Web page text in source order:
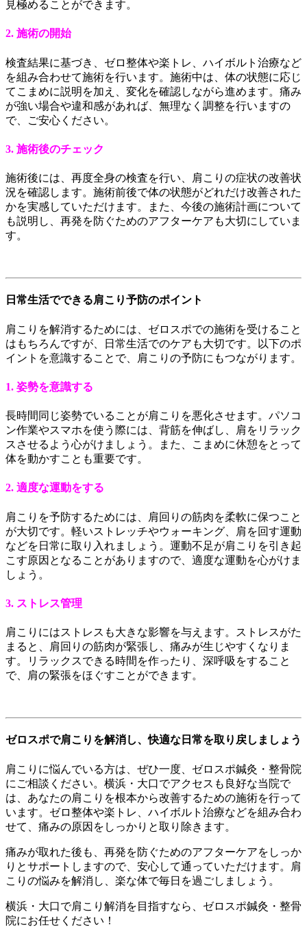
見極めることができます。
2. 施術の開始
検査結果に基づき、ゼロ整体や楽トレ、ハイボルト治療など
を組み合わせて施術を行います。施術中は、体の状態に応じ
てこまめに説明を加え、変化を確認しながら進めます。痛み
が強い場合や違和感があれば、無理なく調整を行いますの
で、ご安心ください。
3. 施術後のチェック
施術後には、再度全身の検査を行い、肩こりの症状の改善状
況を確認します。施術前後で体の状態がどれだけ改善された
かを実感していただけます。また、今後の施術計画について
も説明し、再発を防ぐためのアフターケアも大切にしていま
す。
日常生活でできる肩こり予防のポイント
肩こりを解消するためには、ゼロスポでの施術を受けること
はもちろんですが、日常生活でのケアも大切です。以下のポ
イントを意識することで、肩こりの予防にもつながります。
1. 姿勢を意識する
長時間同じ姿勢でいることが肩こりを悪化させます。パソコ
ン作業やスマホを使う際には、背筋を伸ばし、肩をリラック
スさせるよう心がけましょう。また、こまめに休憩をとって
体を動かすことも重要です。
2. 適度な運動をする
肩こりを予防するためには、肩回りの筋肉を柔軟に保つこと
が大切です。軽いストレッチやウォーキング、肩を回す運動
などを日常に取り入れましょう。運動不足が肩こりを引き起
こす原因となることがありますので、適度な運動を心がけま
しょう。
3. ストレス管理
肩こりにはストレスも大きな影響を与えます。ストレスがた
まると、肩回りの筋肉が緊張し、痛みが生じやすくなりま
す。リラックスできる時間を作ったり、深呼吸をすること
で、肩の緊張をほぐすことができます。
ゼロスポで肩こりを解消し、快適な日常を取り戻しましょう
肩こりに悩んでいる方は、ぜひ一度、ゼロスポ鍼灸・整骨院
にご相談ください。横浜・大口でアクセスも良好な当院で
は、あなたの肩こりを根本から改善するための施術を行って
います。ゼロ整体や楽トレ、ハイボルト治療などを組み合わ
せて、痛みの原因をしっかりと取り除きます。
痛みが取れた後も、再発を防ぐためのアフターケアをしっか
りとサポートしますので、安心して通っていただけます。肩
こりの悩みを解消し、楽な体で毎日を過ごしましょう。
横浜・大口で肩こり解消を目指すなら、ゼロスポ鍼灸・整骨
院にお任せください！